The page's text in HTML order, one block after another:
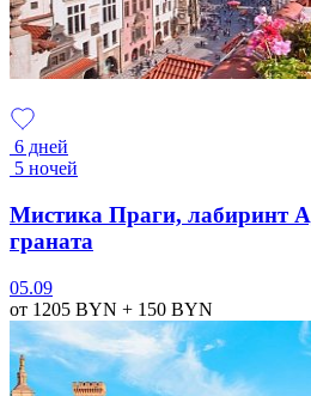
6 дней
5 ночей
Мистика Праги, лабиринт
граната
05.09
от 1205 BYN + 150 BYN